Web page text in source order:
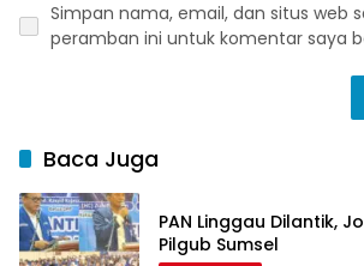
Simpan nama, email, dan situs web
peramban ini untuk komentar saya
Baca Juga
PAN Linggau Dilantik,
Pilgub Sumsel